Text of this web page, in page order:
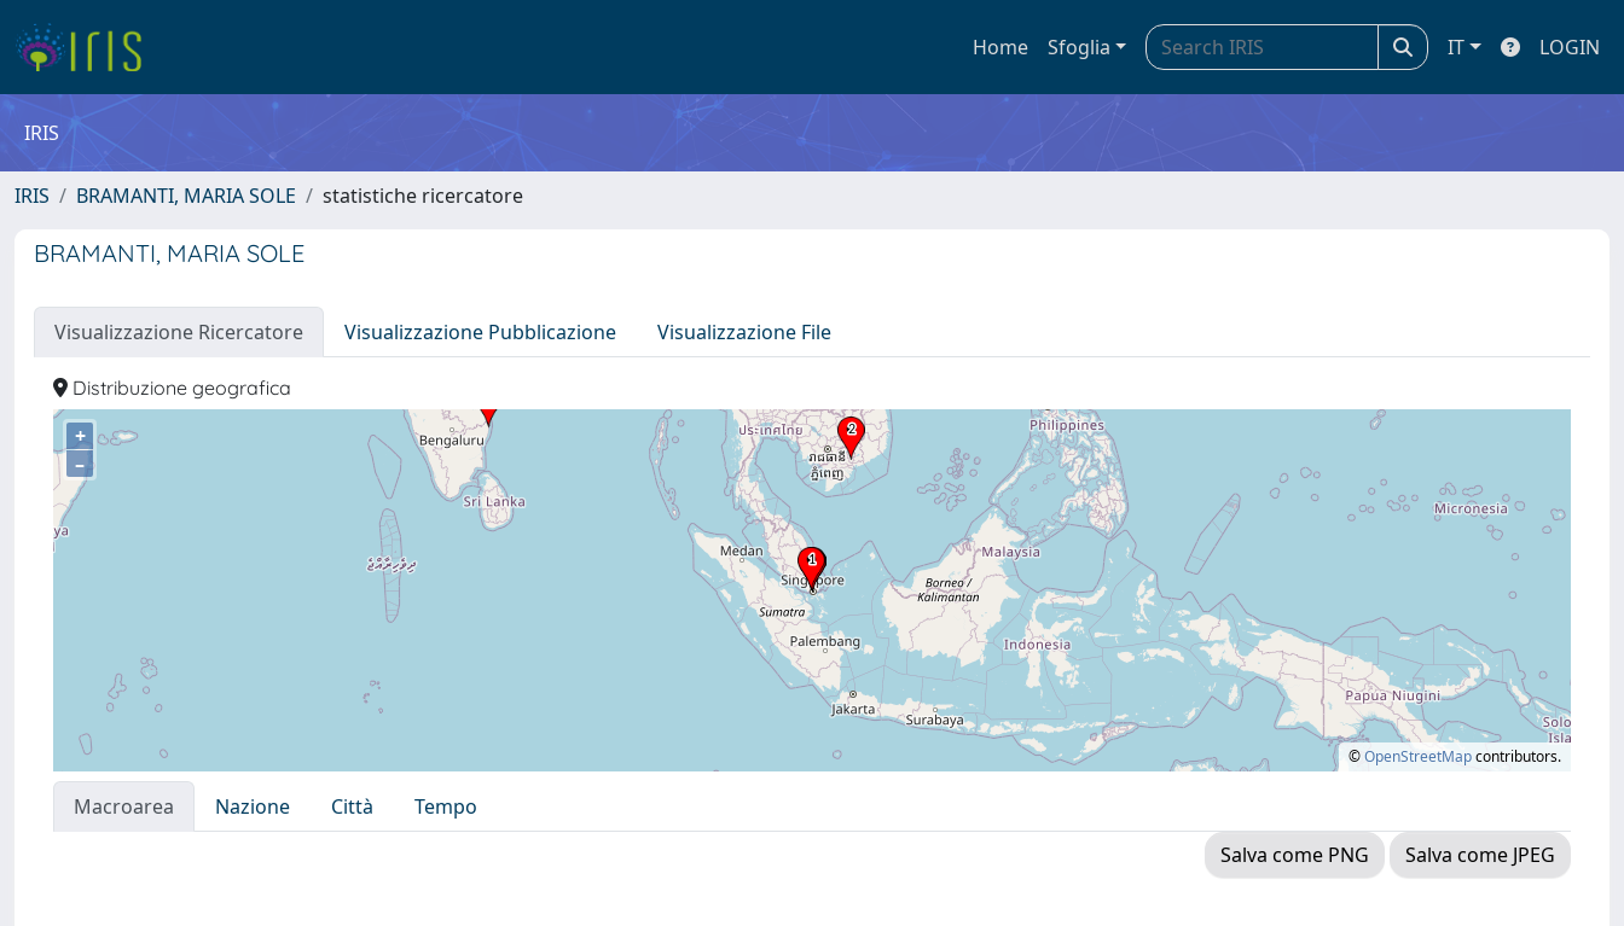
Home Sfoglia IT LOGIN
IRIS
IRIS BRAMANTI, MARIA SOLE statistiche ricercatore
BRAMANTI, MARIA SOLE
Visualizzazione Ricercatore Visualizzazione Pubblicazione Visualizzazione File
Distribuzione geografica
+
–
©OpenStreetMapcontributors.
Macroarea Nazione Città
Tempo
Salva come PNG
Salva come JPEG